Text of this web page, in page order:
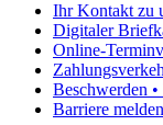
Ihr Kontakt zu
Digitaler
Online-
Beschwerden
Barriere melden